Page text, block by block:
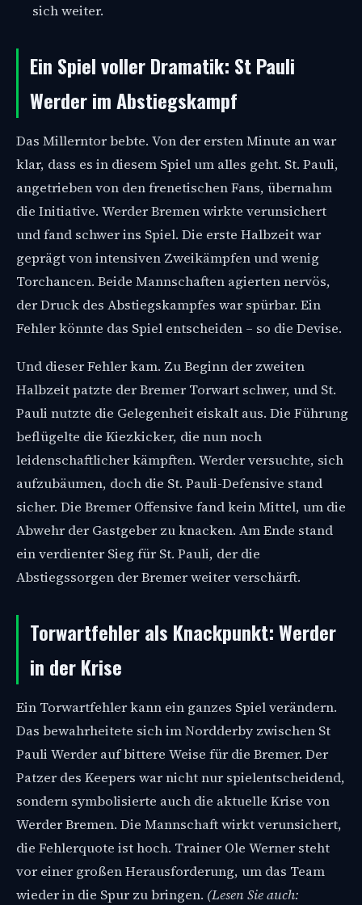
sich weiter.
Ein Spiel voller Dramatik: St Pauli
Werder im Abstiegskampf
Das Millerntor bebte. Von der ersten Minute an war
klar, dass es in diesem Spiel um alles geht. St. Pauli,
angetrieben von den frenetischen Fans, übernahm
die Initiative. Werder Bremen wirkte verunsichert
und fand schwer ins Spiel. Die erste Halbzeit war
geprägt von intensiven Zweikämpfen und wenig
Torchancen. Beide Mannschaften agierten nervös,
der Druck des Abstiegskampfes war spürbar. Ein
Fehler könnte das Spiel entscheiden – so die Devise.
Und dieser Fehler kam. Zu Beginn der zweiten
Halbzeit patzte der Bremer Torwart schwer, und St.
Pauli nutzte die Gelegenheit eiskalt aus. Die Führung
beflügelte die Kiezkicker, die nun noch
leidenschaftlicher kämpften. Werder versuchte, sich
aufzubäumen, doch die St. Pauli-Defensive stand
sicher. Die Bremer Offensive fand kein Mittel, um die
Abwehr der Gastgeber zu knacken. Am Ende stand
ein verdienter Sieg für St. Pauli, der die
Abstiegssorgen der Bremer weiter verschärft.
Torwartfehler als Knackpunkt: Werder
in der Krise
Ein Torwartfehler kann ein ganzes Spiel verändern.
Das bewahrheitete sich im Nordderby zwischen St
Pauli Werder auf bittere Weise für die Bremer. Der
Patzer des Keepers war nicht nur spielentscheidend,
sondern symbolisierte auch die aktuelle Krise von
Werder Bremen. Die Mannschaft wirkt verunsichert,
die Fehlerquote ist hoch. Trainer Ole Werner steht
vor einer großen Herausforderung, um das Team
wieder in die Spur zu bringen. (Lesen Sie auch: